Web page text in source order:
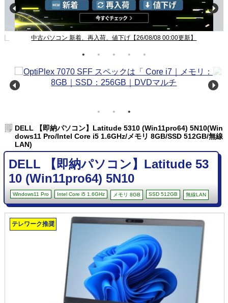
中古パソコン 新着、再入荷、値下げ【26/08/08 00:00更新】
DELL 【即納パソコン】Latitude 5310 (Win11pro64) 5N10(Win
dows11 Pro/Intel Core i5 1.6GHz/メモリ 8GB/SSD 512GB/無線
LAN)
DELL 【即納パソコン】Latitude 53
10 (Win11pro64) 5N10
Windows11 Pro Intel Core i5 1.6GHz メモリ 8GB SSD 512GB 無線LAN
テレワーク推奨